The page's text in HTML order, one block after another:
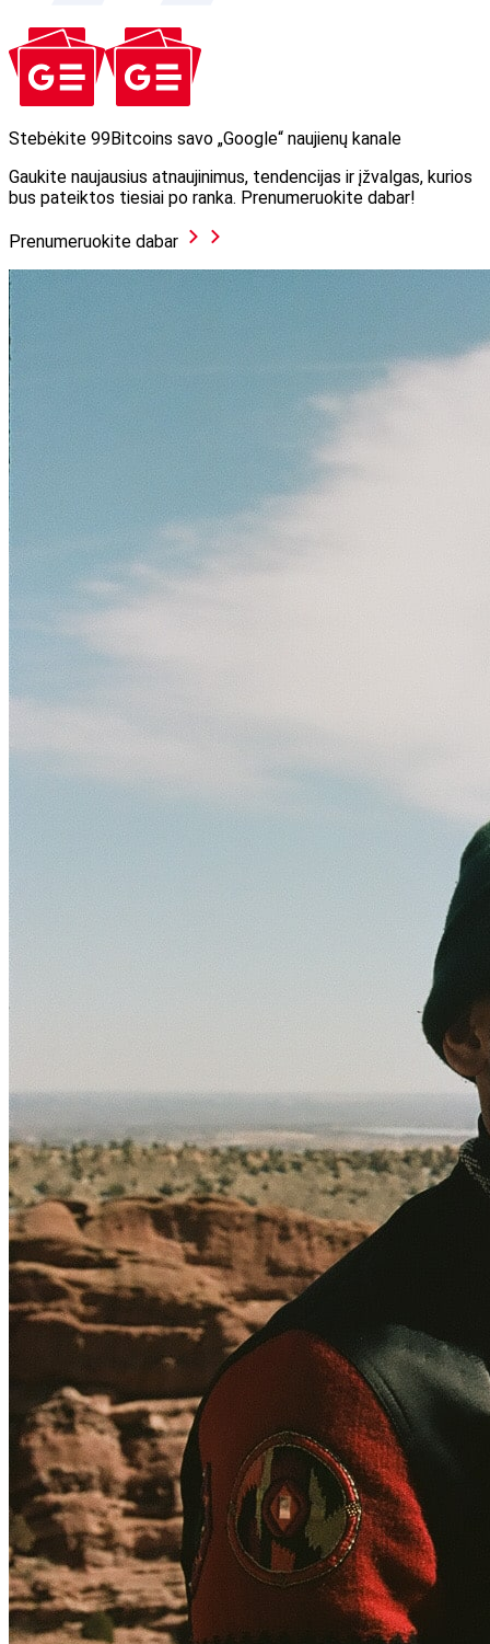
Stebėkite 99Bitcoins savo „Google“ naujienų kanale
Gaukite naujausius atnaujinimus, tendencijas ir įžvalgas, kurios
bus pateiktos tiesiai po ranka. Prenumeruokite dabar!
Prenumeruokite dabar